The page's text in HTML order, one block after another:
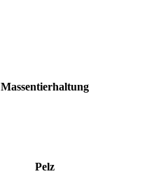
Massentierhaltung
Pelz